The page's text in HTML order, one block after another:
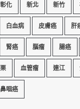
彰化 新北 新竹
白血病 皮膚癌 肝
腎癌 腦瘤 腸癌
血管瘤 連江
鼻咽癌